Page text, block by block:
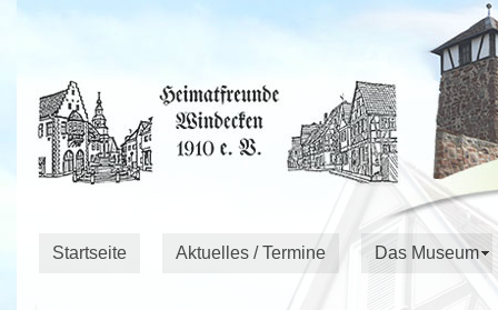
Startseite Aktuelles / Termine Das Museum